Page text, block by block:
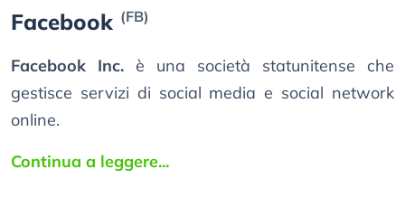
Facebook (FB)
Facebook Inc. è una società statunitense che
gestisce servizi di social media e social network
online.
Continua a leggere...